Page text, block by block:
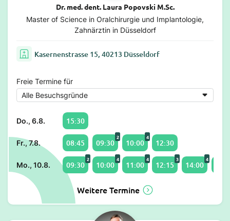
Dr. med. dent. Laura Popovski M.Sc.
Master of Science in Oralchirurgie und Implantologie,
Zahnärztin in Düsseldorf
Kasernenstrasse 15, 40213 Düsseldorf
Freie Termine für
Do., 6.8. 15:30
Fr., 7.8. 08:45 09:30
2
10:00
4
12:30
Mo., 10.8. 09:30
2
10:00
4
11:00
4
12:15
3
14:00
4
Weitere Termine